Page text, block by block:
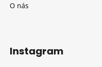
O nás
Instagram